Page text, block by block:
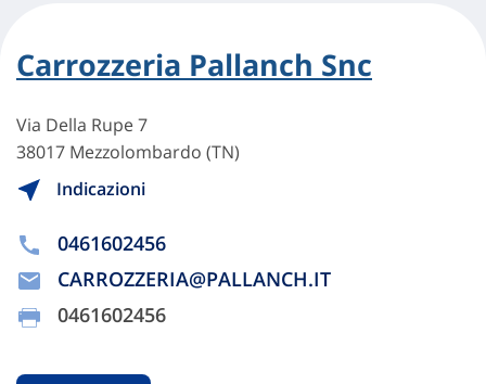
Carrozzeria Pallanch Snc
Via Della Rupe 7
38017 Mezzolombardo (TN)
Indicazioni
0461602456
CARROZZERIA@PALLANCH.IT
0461602456